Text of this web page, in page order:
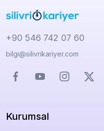
+90 546 742 07 60
bilgi@silivrikariyer.com
Kurumsal